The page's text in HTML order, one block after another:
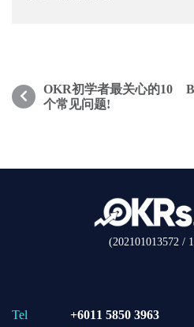
Post
navigation
OKR初学者最关心的10
个常见问题!
(202101013572 /
Tel +6011 5850 3963